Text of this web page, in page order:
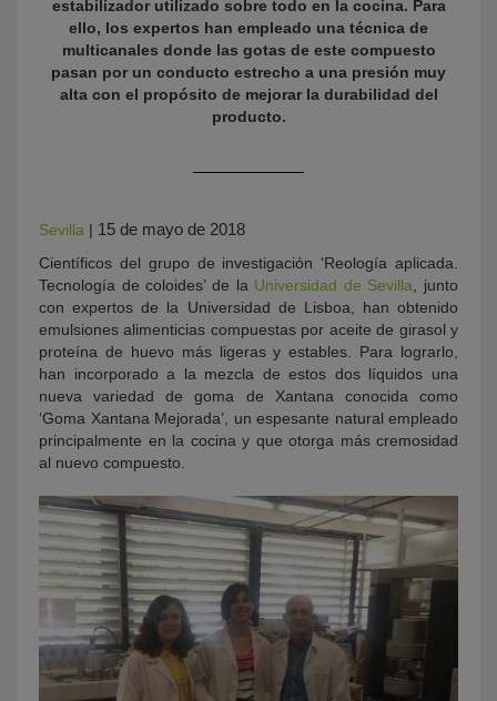
estabilizador utilizado sobre todo en la cocina. Para
ello, los expertos han empleado una técnica de
multicanales donde las gotas de este compuesto
pasan por un conducto estrecho a una presión muy
alta con el propósito de mejorar la durabilidad del
producto.
Sevilla | 15 de mayo de 2018
Científicos del grupo de investigación ‘Reología aplicada.
Tecnología de coloides’ de la Universidad de Sevilla , junto
con expertos de la Universidad de Lisboa, han obtenido
emulsiones alimenticias compuestas por aceite de girasol y
proteína de huevo más ligeras y estables. Para lograrlo,
han incorporado a la mezcla de estos dos líquidos una
nueva variedad de goma de Xantana conocida como
‘Goma Xantana Mejorada’, un espesante natural empleado
principalmente en la cocina y que otorga más cremosidad
al nuevo compuesto.